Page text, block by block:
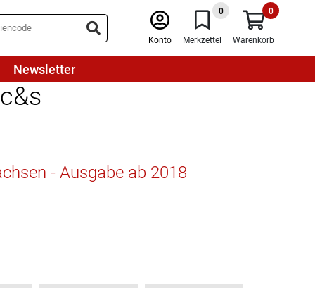
Konto
0
Merkzettel
0
Warenkorb
Newsletter
- Ausgabe ab 2018